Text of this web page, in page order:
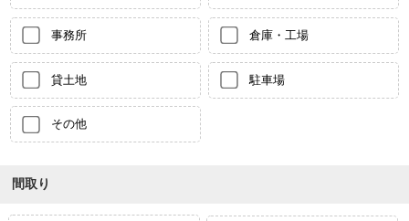
事務所 倉庫・工場
貸土地 駐車場
その他
間取り